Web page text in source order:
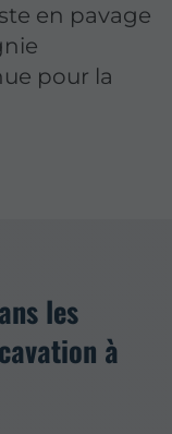
en pavage
pour la
les
à